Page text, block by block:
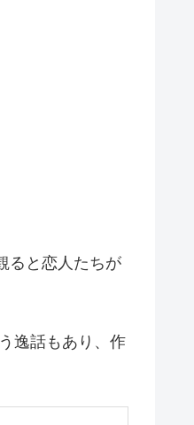
ると恋人たちが
逸話もあり、作